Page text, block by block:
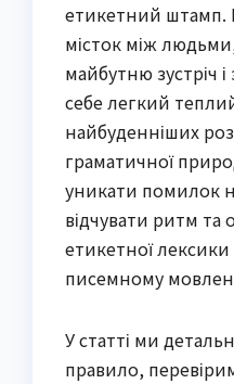
етикетний штамп.
місток між
майбутню зустріч
себе легкий
найбуденніших
граматичної
уникати помилок
відчувати ритм та
етикетної
писемному
У статті ми
правило,